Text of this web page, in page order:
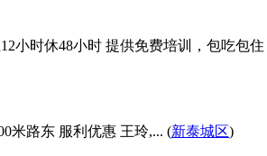
小时休48小时 提供免费培训，包吃包
米路东 服利优惠 王玲,... (新泰城区)